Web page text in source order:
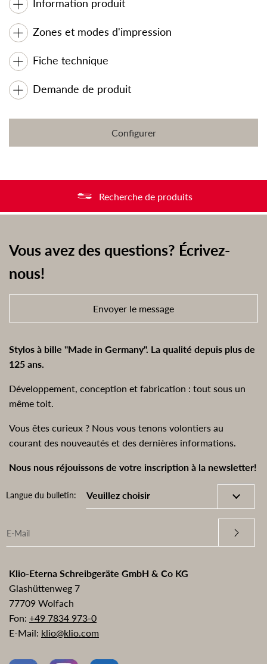
Information produit
Zones et modes d'impression
Fiche technique
Demande de produit
Configurer
Recherche de produits
Vous avez des questions? Écrivez-
nous!
Envoyer le message
Stylos à bille "Made in Germany". La qualité depuis plus de
125 ans.
Développement, conception et fabrication : tout sous un
même toit.
Vous êtes curieux ? Nous vous tenons volontiers au
courant des nouveautés et des dernières informations.
Nous nous réjouissons de votre inscription à la newsletter!
Langue du bulletin:
Klio-Eterna Schreibgeräte GmbH & Co KG
Glashüttenweg 7
77709 Wolfach
Fon: +49 7834 973-0
E-Mail: klio@klio.com